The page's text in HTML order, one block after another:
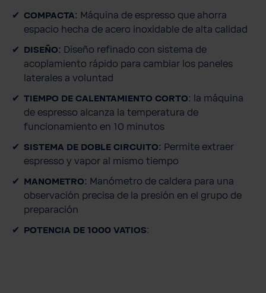
a
COMPACTA: Máquina de espresso que ahorra
espacio hecha de acero inoxidable de alta calidad
DISEÑO: Diseño refinado con sistema de
acoplamiento rápido para cambiar los paneles
laterales a voluntad
TIEMPO DE CALENTAMIENTO CORTO: la máquina
de espresso alcanza la temperatura de
funcionamiento en 10 minutos
SISTEMA DE DOBLE CIRCUITO: Permite extraer
espresso y vapor al mismo tiempo
MANOMETRO: Manómetro de caldera para una
observación precisa de la presión en el grupo de
preparación
POTENCIA DE 1000 VATIOS: